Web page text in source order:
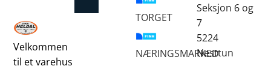
Velkommen
til et varehus
Seksjon 6 og
7
5224
Nesttun
TORGET
NÆRINGSMARKED